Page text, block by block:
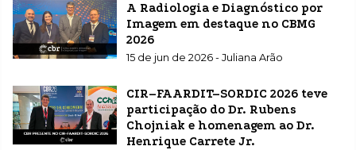
A Radiologia e Diagnóstico por
Imagem em destaque no CBMG
2026
15 de jun de 2026 - Juliana Arão
CIR–FAARDIT–SORDIC 2026 teve
participação do Dr. Rubens
Chojniak e homenagem ao Dr.
Henrique Carrete Jr.